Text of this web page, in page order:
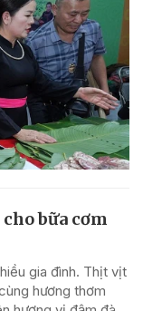
bữa cơm
gia đình. Thịt vịt
hương thơm